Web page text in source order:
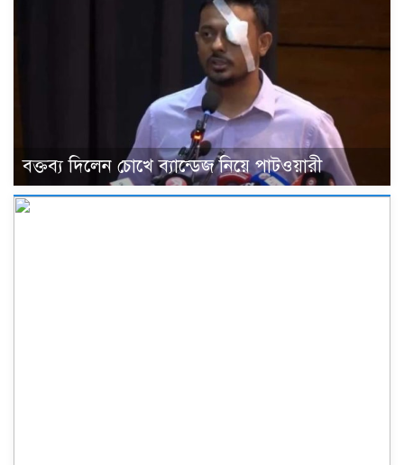
বক্তব্য দিলেন চোখে ব্যান্ডেজ নিয়ে পাটওয়ারী